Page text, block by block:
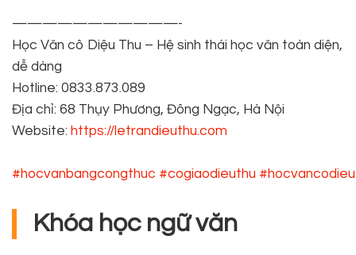
———————————-
Học Văn cô Diệu Thu – Hệ sinh thái học văn toàn diện,
dễ dàng
Hotline: 0833.873.089
Địa chỉ: 68 Thụy Phương, Đông Ngạc, Hà Nội
Website: https://letrandieuthu.com
#hocvanbangcongthuc #cogiaodieuthu
Khóa học ngữ văn